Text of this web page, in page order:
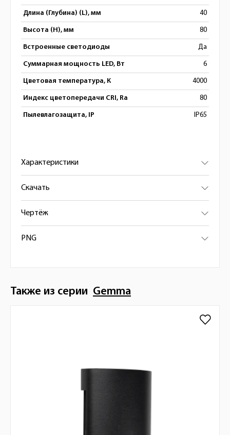
Длина (Глубина) (L), мм 40
Высота (H), мм 80
Встроенные светодиоды Да
Суммарная мощность LED, Вт 6
Цветовая температура, К 4000
Индекс цветопередачи CRI, Ra 80
Пылевлагозащита, IP IP65
Характеристики
Скачать
Чертёж
PNG
Также из серии Gemma